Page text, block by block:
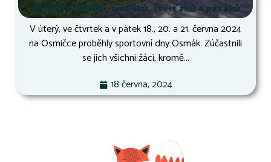
Osmák druháků, třeťáků, čtvrťáků a páťáků
V úterý, ve čtvrtek a v pátek 18., 20. a 21. června 2024
na Osmičce proběhly sportovní dny Osmák. Zúčastnili
se jich všichni žáci, kromě...
18 června, 2024